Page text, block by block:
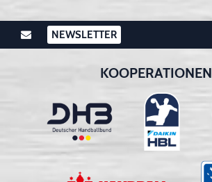
NEWSLETTER
KOOPERATIONEN